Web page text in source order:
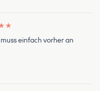
★
einfach vorher an